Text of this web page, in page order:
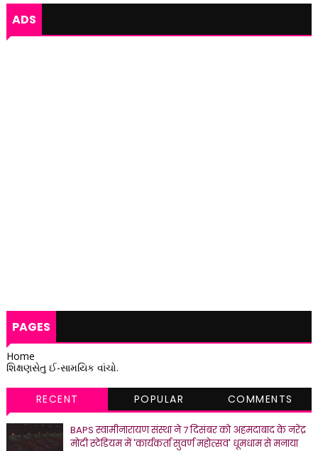
ADS
PAGES
Home
શિક્ષણસેતુ ઈ-સામયિક વાંચો.
RECENT POPULAR COMMENTS
BAPS स्वामीनारायण संस्था ने 7 दिसंबर को अहमदाबाद के नरेंद्र
मोदी स्टेडियम में 'कार्यकर्ता सुवर्ण महोत्सव' धूमधाम से मनाया